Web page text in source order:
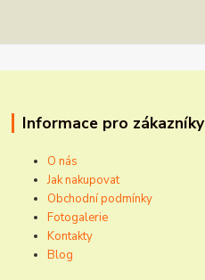
Informace pro zákazníky
O nás
Jak nakupovat
Obchodní podmínky
Fotogalerie
Kontakty
Blog